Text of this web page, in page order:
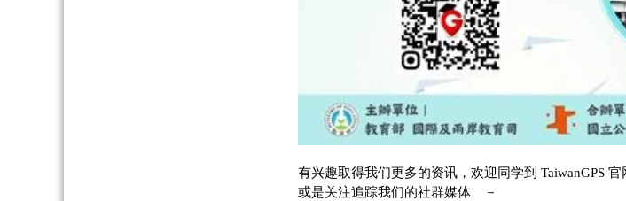
有兴趣取得我们更多的资讯，欢迎同学到 TaiwanGPS 官
或是关注追踪我们的社群媒体 －